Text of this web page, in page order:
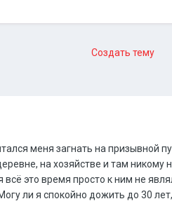
Создать тему
меня загнать на призывной
на хозяйстве и там никому
это время просто к ним не
ли я спокойно дожить до 30